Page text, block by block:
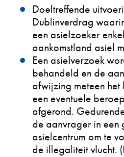
Doeltreffende
Dublinverdrag
een asielzoeker
aankomstland asiel
Een asielverzoek
behandeld en de
afwijzing meteen
een eventuele
afgerond.
de aanvrager in een
asielcentrum om te
de illegaliteit vlucht.